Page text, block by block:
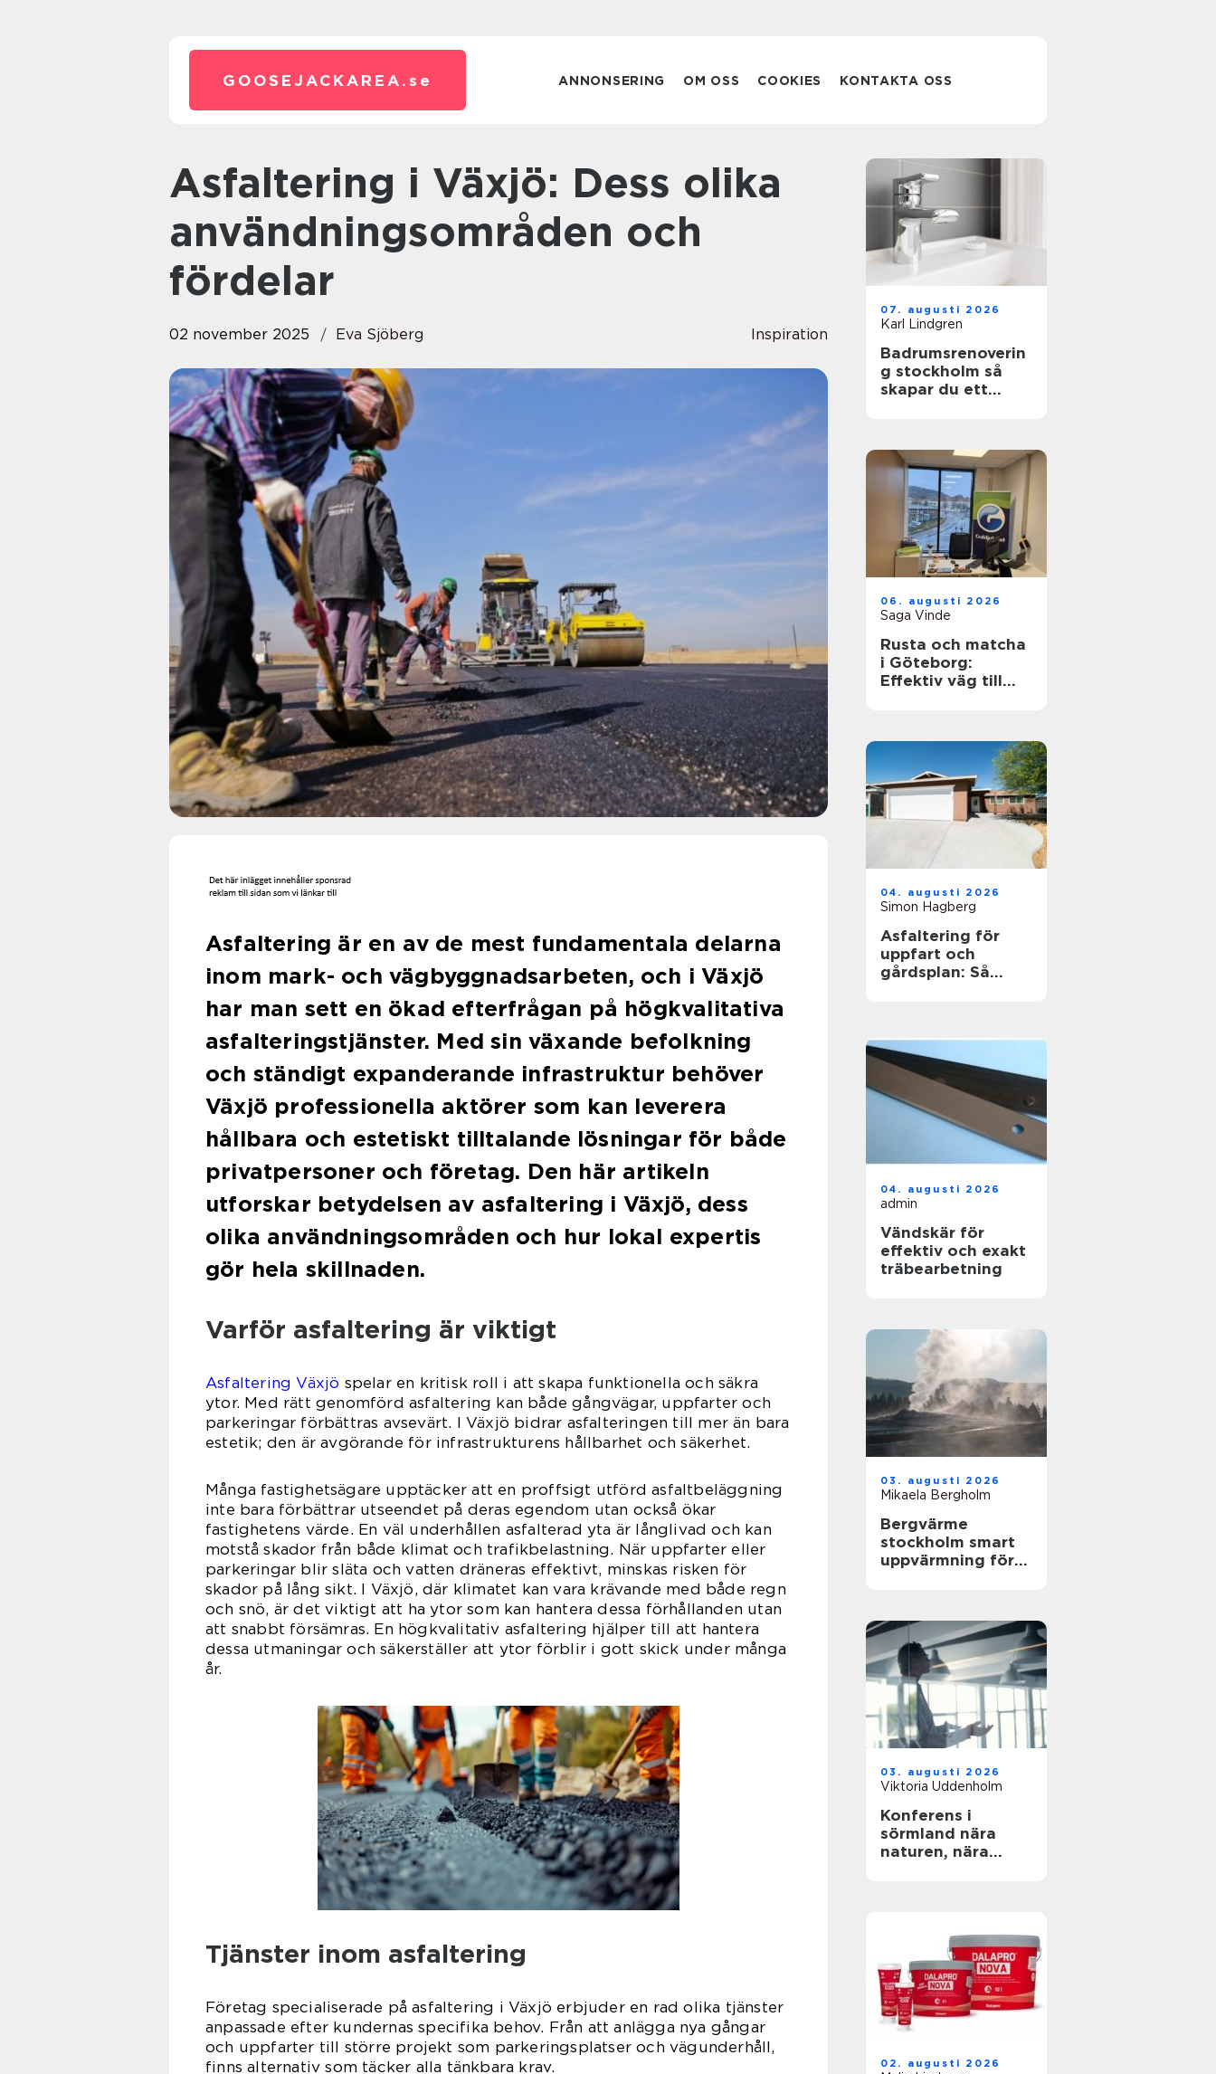
GOOSEJACKAREA. se ANNONSERING OM OSS COOKIES KONTAKTA OSS
Asfaltering i Växjö: Dess olika
användningsområden och
fördelar
02 november 2025 Eva Sjöberg Inspiration
Asfaltering är en av de mest fundamentala delarna
inom mark- och vägbyggnadsarbeten, och i Växjö
har man sett en ökad efterfrågan på högkvalitativa
asfalteringstjänster. Med sin växande befolkning
och ständigt expanderande infrastruktur behöver
Växjö professionella aktörer som kan leverera
hållbara och estetiskt tilltalande lösningar för både
privatpersoner och företag. Den här artikeln
utforskar betydelsen av asfaltering i Växjö, dess
olika användningsområden och hur lokal expertis
gör hela skillnaden.
Varför asfaltering är viktigt
Asfaltering Växjö spelar en kritisk roll i att skapa funktionella och säkra
ytor. Med rätt genomförd asfaltering kan både gångvägar, uppfarter och
parkeringar förbättras avsevärt. I Växjö bidrar asfalteringen till mer än bara
estetik; den är avgörande för infrastrukturens hållbarhet och säkerhet.
Många fastighetsägare upptäcker att en proffsigt utförd asfaltbeläggning
inte bara förbättrar utseendet på deras egendom utan också ökar
fastighetens värde. En väl underhållen asfalterad yta är långlivad och kan
motstå skador från både klimat och trafikbelastning. När uppfarter eller
parkeringar blir släta och vatten dräneras effektivt, minskas risken för
skador på lång sikt. I Växjö, där klimatet kan vara krävande med både regn
och snö, är det viktigt att ha ytor som kan hantera dessa förhållanden utan
att snabbt försämras. En högkvalitativ asfaltering hjälper till att hantera
dessa utmaningar och säkerställer att ytor förblir i gott skick under många
år.
Tjänster inom asfaltering
Företag specialiserade på asfaltering i Växjö erbjuder en rad olika tjänster
anpassade efter kundernas specifika behov. Från att anlägga nya gångar
och uppfarter till större projekt som parkeringsplatser och vägunderhåll,
finns alternativ som täcker alla tänkbara krav.
07. augusti 2026
Karl Lindgren
Badrumsrenoverin
g stockholm så
skapar du ett
06. augusti 2026
Saga Vinde
Rusta och matcha
i Göteborg:
Effektiv väg till
04. augusti 2026
Simon Hagberg
Asfaltering för
uppfart och
gårdsplan: Så
04. augusti 2026
admin
Vändskär för
effektiv och exakt
träbearbetning
03. augusti 2026
Mikaela Bergholm
Bergvärme
stockholm smart
uppvärmning för
03. augusti 2026
Viktoria Uddenholm
Konferens i
sörmland nära
naturen, nära
02. augusti 2026